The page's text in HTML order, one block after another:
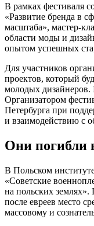
В рамках фестиваля
«Развитие бренда в
масштаба», мастер-
области моды и
опытом успешных
Для участников
проектов, который
молодых дизайнеров.
Организатором
Петербурга при
и взаимодействию с
Они погибли
В Польском
«Советские
на польских
после евреев место
массовому и